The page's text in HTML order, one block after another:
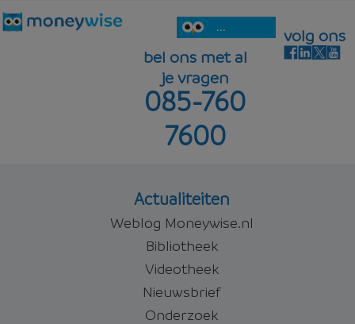
...
bel ons met al
je vragen
085-760
7600
volg ons
Actualiteiten
Weblog Moneywise.nl
Bibliotheek
Videotheek
Nieuwsbrief
Onderzoek